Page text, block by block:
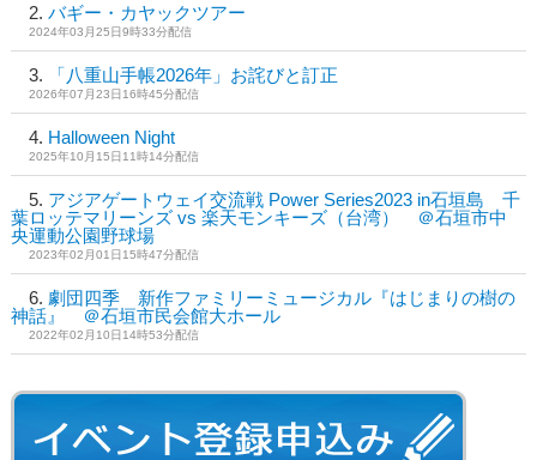
バギー・カヤックツアー
2024年03月25日9時33分配信
「八重山手帳2026年」お詫びと訂正
2026年07月23日16時45分配信
Halloween Night
2025年10月15日11時14分配信
アジアゲートウェイ交流戦 Power Series2023 in石垣島 千
葉ロッテマリーンズ vs 楽天モンキーズ（台湾） ＠石垣市中
央運動公園野球場
2023年02月01日15時47分配信
劇団四季 新作ファミリーミュージカル『はじまりの樹の
神話』 ＠石垣市民会館大ホール
2022年02月10日14時53分配信